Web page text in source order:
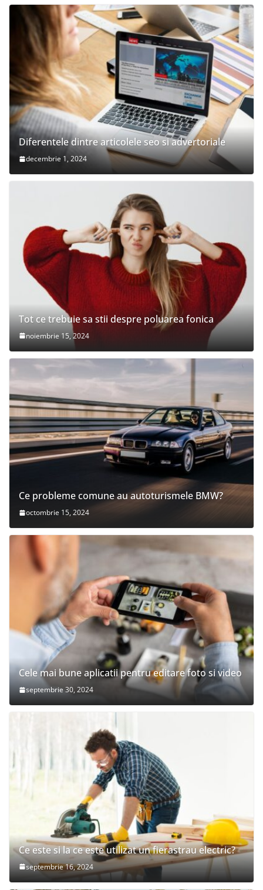
Diferentele dintre articolele seo si advertoriale
decembrie 1, 2024
Tot ce trebuie sa stii despre poluarea fonica
noiembrie 15, 2024
Ce probleme comune au autoturismele BMW?
octombrie 15, 2024
Cele mai bune aplicatii pentru editare foto si video
septembrie 30, 2024
Ce este si la ce este utilizat un fierastrau electric?
septembrie 16, 2024